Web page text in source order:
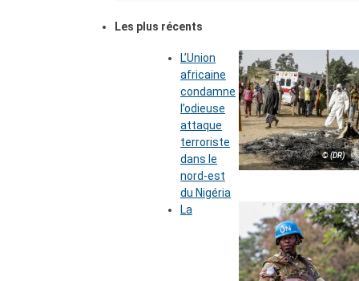
Les plus récents
© (DR)
L’Union
africaine
condamne
l’odieuse
attaque
terroriste
dans le
nord-est
du Nigéria
La